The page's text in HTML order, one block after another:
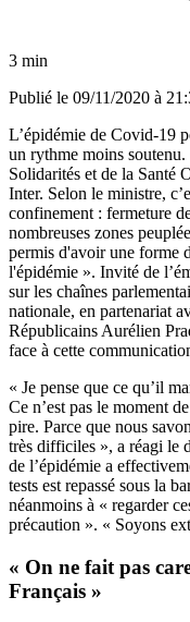
3 min
Publié le 09/11/2020 à
L’épidémie de Covid-19
un rythme moins soutenu.
Solidarités et de la Santé
Inter. Selon le ministre,
confinement : fermeture
nombreuses zones
permis d'avoir une forme
l'épidémie ». Invité de
sur les chaînes
nationale, en partenariat
Républicains Aurélien
face à cette
« Je pense que ce qu’il
Ce n’est pas le moment
pire. Parce que nous
très difficiles », a réagi le
de l’épidémie a
tests est repassé sous la
néanmoins à « regarder
précaution ». « Soyons
« On ne fait pas
Français »